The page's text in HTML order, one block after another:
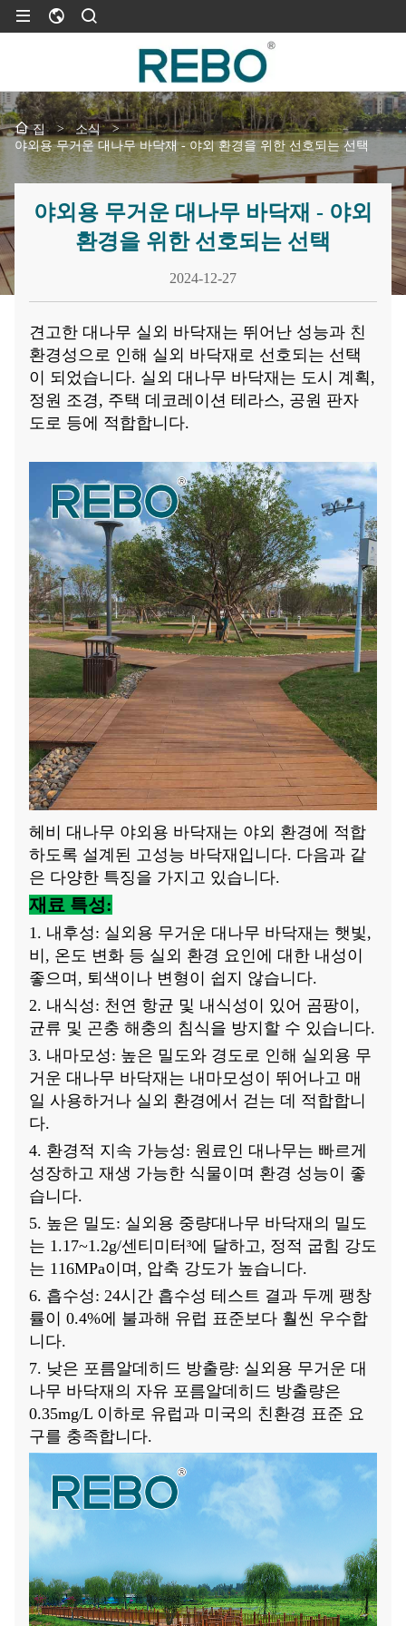
집 > 소식
>
야외용 무거운 대나무 바닥재 - 야외 환경을 위한 선호되는 선택
야외용 무거운 대나무 바닥재 - 야외
환경을 위한 선호되는 선택
2024-12-27
견고한 대나무 실외 바닥재는 뛰어난 성능과 친
환경성으로 인해 실외 바닥재로 선호되는 선택
이 되었습니다. 실외 대나무 바닥재는 도시 계획,
정원 조경, 주택 데코레이션 테라스, 공원 판자
도로 등에 적합합니다.
헤비 대나무 야외용 바닥재는 야외 환경에 적합
하도록 설계된 고성능 바닥재입니다. 다음과 같
은 다양한 특징을 가지고 있습니다.
재료 특성:
1. 내후성: 실외용 무거운 대나무 바닥재는 햇빛,
비, 온도 변화 등 실외 환경 요인에 대한 내성이
좋으며, 퇴색이나 변형이 쉽지 않습니다.
2. 내식성: 천연 항균 및 내식성이 있어 곰팡이,
균류 및 곤충 해충의 침식을 방지할 수 있습니다.
3. 내마모성: 높은 밀도와 경도로 인해 실외용 무
거운 대나무 바닥재는 내마모성이 뛰어나고 매
일 사용하거나 실외 환경에서 걷는 데 적합합니
다.
4. 환경적 지속 가능성: 원료인 대나무는 빠르게
성장하고 재생 가능한 식물이며 환경 성능이 좋
습니다.
5. 높은 밀도: 실외용 중량대나무 바닥재의 밀도
는 1.17~1.2g/센티미터³에 달하고, 정적 굽힘 강도
는 116MPa이며, 압축 강도가 높습니다.
6. 흡수성: 24시간 흡수성 테스트 결과 두께 팽창
률이 0.4%에 불과해 유럽 표준보다 훨씬 우수합
니다.
7. 낮은 포름알데히드 방출량: 실외용 무거운 대
나무 바닥재의 자유 포름알데히드 방출량은
0.35mg/L 이하로 유럽과 미국의 친환경 표준 요
구를 충족합니다.